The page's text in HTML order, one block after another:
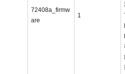
72408a_firmw
are
1